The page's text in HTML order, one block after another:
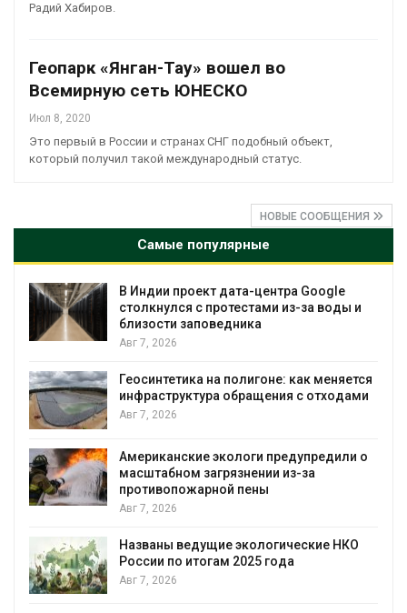
Радий Хабиров.
Геопарк «Янган-Тау» вошел во
Всемирную сеть ЮНЕСКО
Июл 8, 2020
Это первый в России и странах СНГ подобный объект,
который получил такой международный статус.
НОВЫЕ СООБЩЕНИЯ
Самые популярные
В Индии проект дата-центра Google
столкнулся с протестами из-за воды и
близости заповедника
Авг 7, 2026
Геосинтетика на полигоне: как меняется
инфраструктура обращения с отходами
Авг 7, 2026
Американские экологи предупредили о
масштабном загрязнении из-за
противопожарной пены
Авг 7, 2026
Названы ведущие экологические НКО
России по итогам 2025 года
Авг 7, 2026